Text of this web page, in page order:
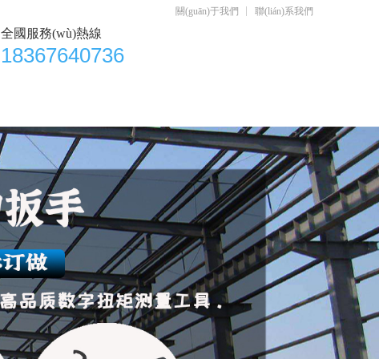
關(guān)于我們 聯(lián)系我們
全國服務(wù)熱線
18367640736